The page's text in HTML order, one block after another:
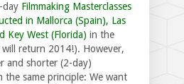
day Filmmaking Masterclasses
in Mallorca (Spain), Las
Key West (Florida) in the
return 2014!). However,
and shorter (2-day)
same principle: We want